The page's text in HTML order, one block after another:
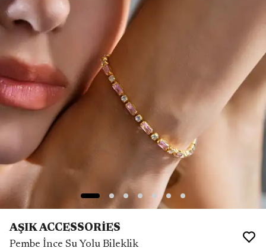
AŞIK ACCESSORİES
Pembe İnce Su Yolu Bileklik